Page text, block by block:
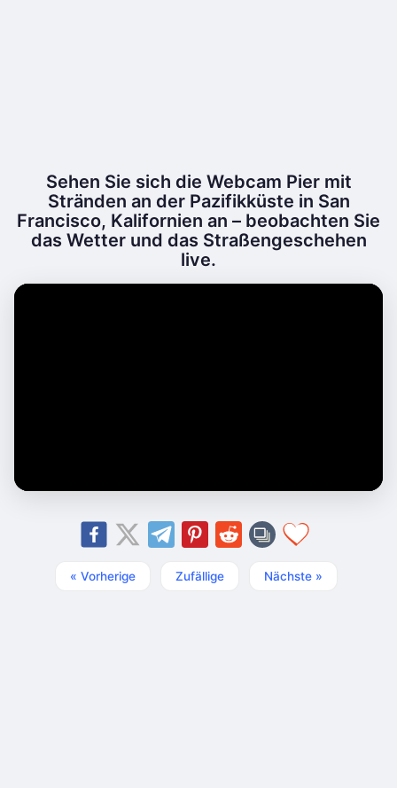
Sehen Sie sich die Webcam Pier mit
Stränden an der Pazifikküste in San
Francisco, Kalifornien an – beobachten Sie
das Wetter und das Straßengeschehen
live.
« Vorherige Zufällige Nächste »